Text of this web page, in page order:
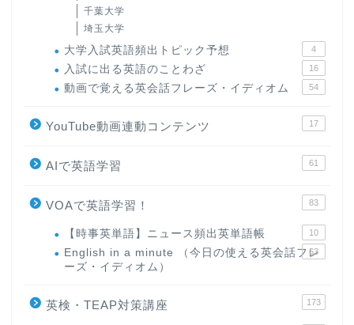
千葉大学
埼玉大学
大学入試英語頻出トピック予想 4
入試に出る英語のことわざ 16
動画で覚える英会話フレーズ・イディオム 54
YouTube動画連動コンテンツ 17
AIで英語学習 61
VOAで英語学習！ 83
【時事英単語】ニュース頻出英単語帳 10
English in a minute （今日の使える英会話フレ
ーズ・イディオム）
63
英検・TEAP対策講座 173